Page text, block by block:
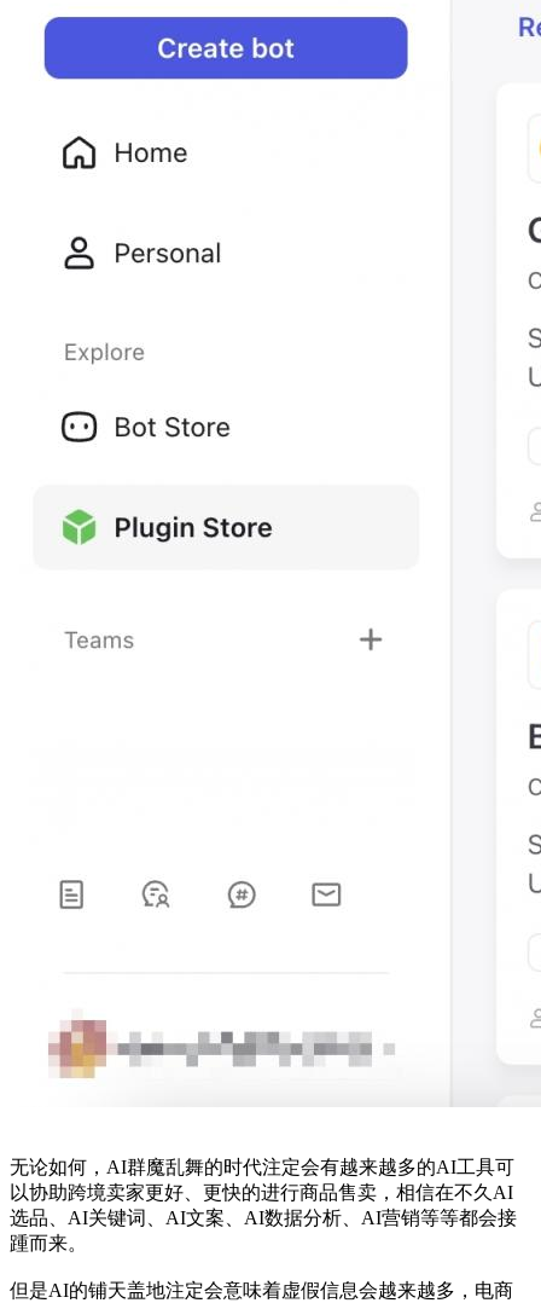
无论如何，AI群魔乱舞的时代注定会有越来越多的AI工具可
以协助跨境卖家更好、更快的进行商品售卖，相信在不久AI
选品、AI关键词、AI文案、AI数据分析、AI营销等等都会接
踵而来。
但是AI的铺天盖地注定会意味着虚假信息会越来越多，电商